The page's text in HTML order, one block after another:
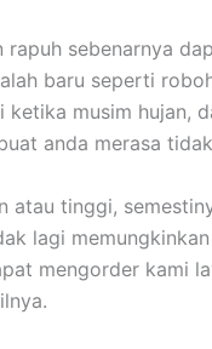
sebenarnya
baru seperti
musim hujan,
anda merasa
atau tinggi,
lagi
mengorder kami